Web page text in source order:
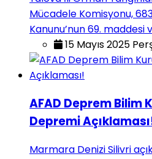
Mücadele Komisyonu,
Kanunu’nun 69. maddesi
15 Mayıs 2025
AFAD Deprem Bilim
Depremi
Marmara Denizi Silivri